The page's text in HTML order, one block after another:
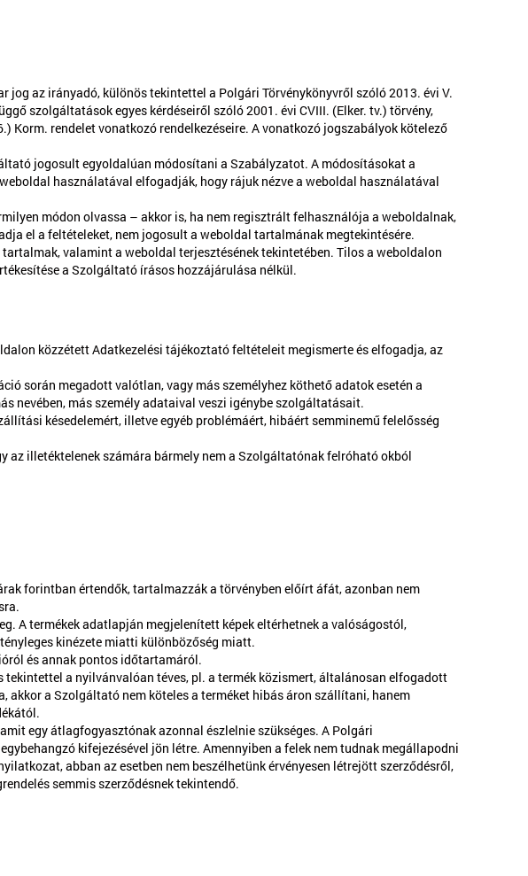
az irányadó, különös tekintettel a Polgári Törvénykönyvről szóló 2013. évi V.
szolgáltatások egyes kérdéseiről szóló 2001. évi CVIII. (Elker. tv.) törvény,
rendelet vonatkozó rendelkezéseire. A vonatkozó jogszabályok kötelező
jogosult egyoldalúan módosítani a Szabályzatot. A módosításokat a
használatával elfogadják, hogy rájuk nézve a weboldal használatával
módon olvassa – akkor is, ha nem regisztrált felhasználója a weboldalnak,
el a feltételeket, nem jogosult a weboldal tartalmának megtekintésére.
valamint a weboldal terjesztésének tekintetében. Tilos a weboldalon
a Szolgáltató írásos hozzájárulása nélkül.
közzétett Adatkezelési tájékoztató feltételeit megismerte és elfogadja, az
során megadott valótlan, vagy más személyhez köthető adatok esetén a
nevében, más személy adataival veszi igénybe szolgáltatásait.
késedelemért, illetve egyéb problémáért, hibáért semminemű felelősség
illetéktelenek számára bármely nem a Szolgáltatónak felróható okból
forintban értendők, tartalmazzák a törvényben előírt áfát, azonban nem
A termékek adatlapján megjelenített képek eltérhetnek a valóságostól,
kinézete miatti különbözőség miatt.
és annak pontos időtartamáról.
a nyilvánvalóan téves, pl. a termék közismert, általánosan elfogadott
akkor a Szolgáltató nem köteles a terméket hibás áron szállítani, hanem
egy átlagfogyasztónak azonnal észlelnie szükséges. A Polgári
kifejezésével jön létre. Amennyiben a felek nem tudnak megállapodni
abban az esetben nem beszélhetünk érvényesen létrejött szerződésről,
semmis szerződésnek tekintendő.